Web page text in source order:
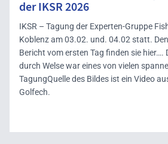
der IKSR 2026
IKSR – Tagung der Experten-Gruppe
Koblenz am 03.02. und. 04.02 statt.
Bericht vom ersten Tag finden sie hier….
durch Welse war eines von vielen
TagungQuelle des Bildes ist ein Video
Golfech.